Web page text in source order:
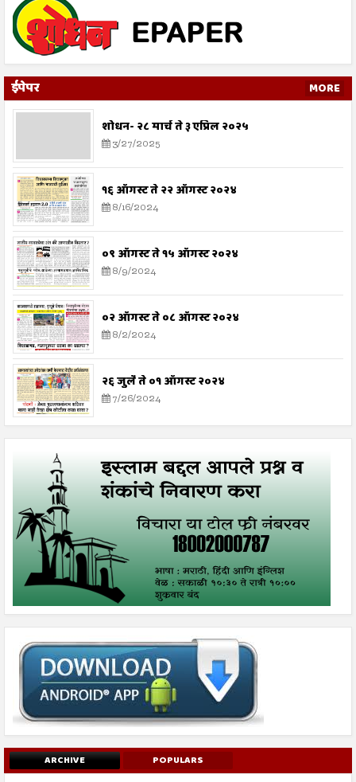
ईपेपर MORE
शोधन- २८ मार्च ते ३ एप्रिल २०२५
3/27/2025
१६ ऑगस्ट ते २२ ऑगस्ट २०२४
8/16/2024
०९ ऑगस्ट ते १५ ऑगस्ट २०२४
8/9/2024
०२ ऑगस्ट ते ०८ ऑगस्ट २०२४
8/2/2024
२६ जुलै ते ०१ ऑगस्ट २०२४
7/26/2024
ARCHIVE POPULARS